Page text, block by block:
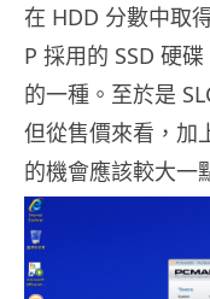
在 HDD 分數中取
P 採用的 SSD 硬
的一種。至於是
但從售價來看，加
的機會應該較大一